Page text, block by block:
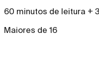
60 minutos de leitura +
Maiores de 16